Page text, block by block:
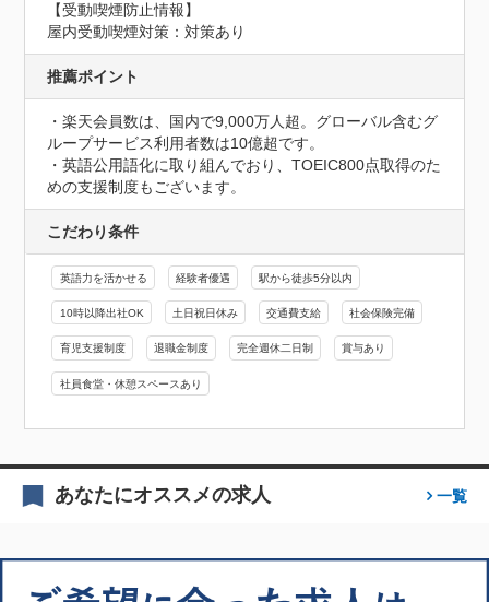
【受動喫煙防止情報】
屋内受動喫煙対策：対策あり
推薦ポイント
・楽天会員数は、国内で9,000万人超。グローバル含むグ
ループサービス利用者数は10億超です。
・英語公用語化に取り組んでおり、TOEIC800点取得のた
めの支援制度もございます。
こだわり条件
英語力を活かせる 経験者優遇 駅から徒歩5分以内
10時以降出社OK 土日祝日休み 交通費支給 社会保険完備
育児支援制度 退職金制度 完全週休二日制 賞与あり
社員食堂・休憩スペースあり
あなたにオススメの求人 一覧